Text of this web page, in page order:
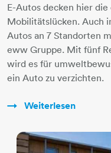
E-Autos decken hier
Mobilitätslücken. Auch
Autos an 7 Standorten
eww Gruppe. Mit fünf
wird es für
ein Auto zu verzichten.
Weiterlesen